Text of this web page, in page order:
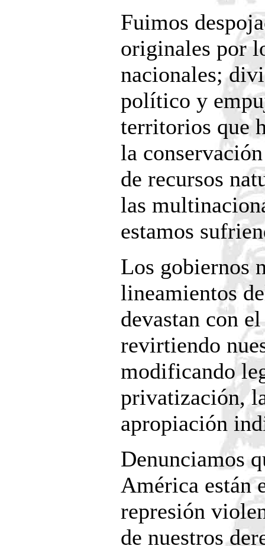
Fuimos
originales por
nacionales;
político y
territorios que
la
de recursos
las
estamos
Los gobiernos
lineamientos
devastan con
revirtiendo
modificando
privatización,
apropiación
Denunciamos
América están
represión
de nuestros